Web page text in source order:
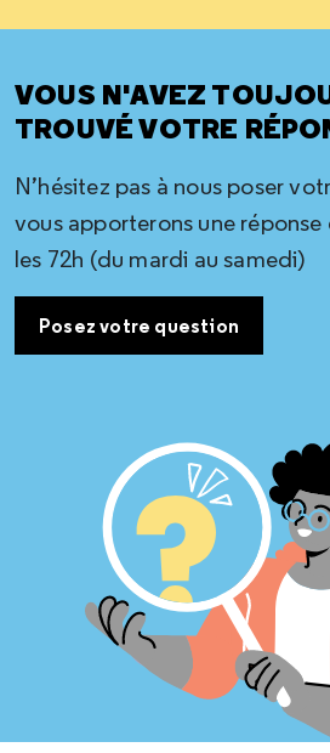
VOUS N'AVEZ
TROUVÉ VOTRE
N’hésitez pas à nous poser
vous apporterons une
les 72h (du mardi au samedi)
Posez votre question